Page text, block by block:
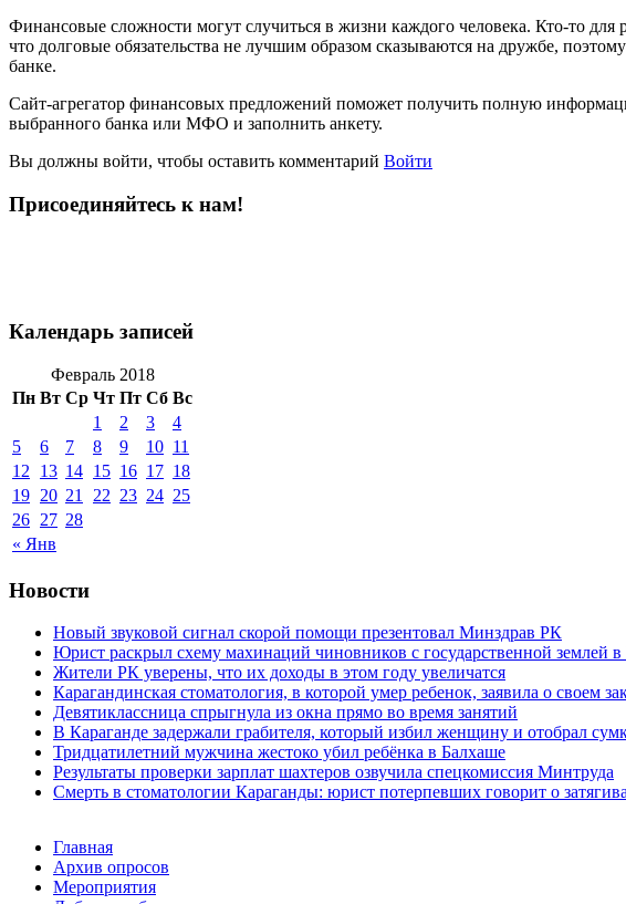
Финансовые сложности могут случиться в жизни каждого человека. Кто-то
что долговые обязательства не лучшим образом сказываются на дружбе,
банке.
Сайт-агрегатор финансовых предложений поможет получить полную
выбранного банка или МФО и заполнить анкету.
Вы должны войти, чтобы оставить комментарий Войти
Присоединяйтесь к нам!
Календарь записей
Февраль 2018
Пн Вт Ср Чт Пт Сб Вс
« Янв
1 2 3
4
5
6 7 8 9 10 11
12
13 14 15 16 17 18
19 20 21 22 23 24 25
26 27 28
Новости
Новый звуковой сигнал скорой помощи презентовал Минздрав РК
Юрист раскрыл схему махинаций чиновников с государственной землей в
Жители РК уверены, что их доходы в этом году увеличатся
Карагандинская стоматология, в которой умер ребенок, заявила о своем
Девятиклассница спрыгнула из окна прямо во время занятий
В Караганде задержали грабителя, который избил женщину и отобрал
Тридцатилетний мужчина жестоко убил ребёнка в Балхаше
Результаты проверки зарплат шахтеров озвучила спецкомиссия Минтруда
Смерть в стоматологии Караганды: юрист потерпевших говорит о
Главная
Архив опросов
Мероприятия